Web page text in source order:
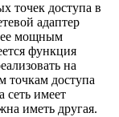
точек доступа в
адаптер
мощным
функция
на
точкам доступа
сеть имеет
иметь другая.